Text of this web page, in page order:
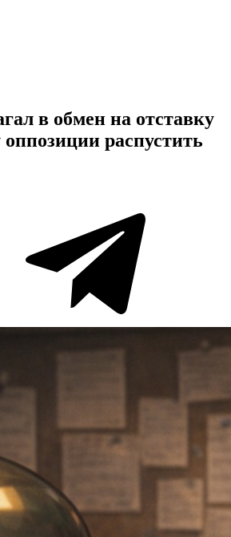
в обмен на отставку
оппозиции распустить